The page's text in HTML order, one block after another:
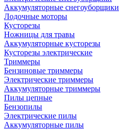
Аккумуляторные снегоуборщики
Лодочные моторы
Кусторезы
Ножницы для травы
Аккумуляторные кусторезы
Кусторезы электрические
Триммеры
Бензиновые триммеры
Электрические триммеры
Аккумуляторные триммеры
Пилы цепные
Бензопилы
Электрические пилы
Аккумуляторные пилы